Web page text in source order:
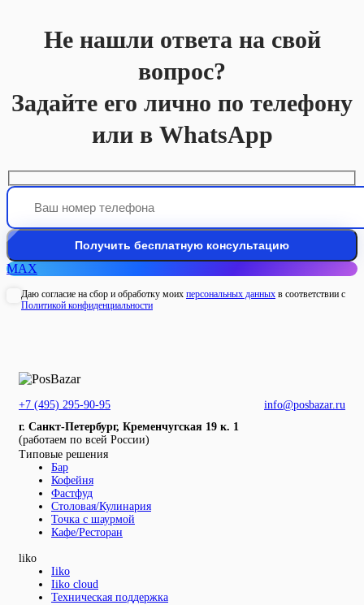
Не нашли ответа на свой
вопрос?
Задайте его лично по телефону
или в WhatsApp
MAX
Даю согласие на сбор и обработку моих персональных данных в соответствии с
Политикой конфиденциальности
+7 (495) 295-90-95
info@posbazar.ru
г. Санкт-Петербург, Кременчугская 19 к. 1
(работаем по всей России)
Типовые решения
Бар
Кофейня
Фастфуд
Столовая/Кулинария
Точка с шаурмой
Кафе/Ресторан
liko
Iiko
Iiko cloud
Техническая поддержка